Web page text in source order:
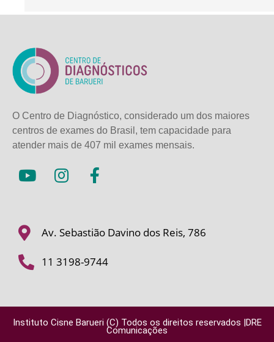
O Centro de Diagnóstico, considerado um dos maiores
centros de exames do Brasil, tem capacidade para
atender mais de 407 mil exames mensais.
Av. Sebastião Davino dos Reis, 786
11 3198-9744
Instituto Cisne Barueri (C) Todos os direitos reservados |DRE
Comunicações